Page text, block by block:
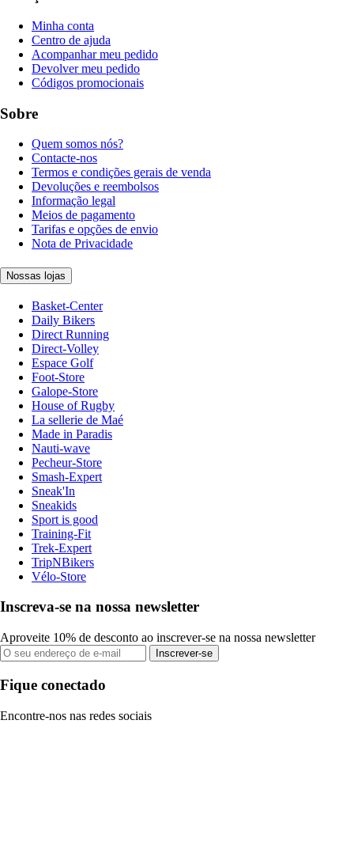
Minha conta
Centro de ajuda
Acompanhar meu pedido
Devolver meu pedido
Códigos promocionais
Sobre
Quem somos nós?
Contacte-nos
Termos e condições gerais de venda
Devoluções e reembolsos
Informação legal
Meios de pagamento
Tarifas e opções de envio
Nota de Privacidade
Nossas lojas
Basket-Center
Daily Bikers
Direct Running
Direct-Volley
Espace Golf
Foot-Store
Galope-Store
House of Rugby
La sellerie de Maé
Made in Paradis
Nauti-wave
Pecheur-Store
Smash-Expert
Sneak'In
Sneakids
Sport is good
Training-Fit
Trek-Expert
TripNBikers
Vélo-Store
Inscreva-se na nossa newsletter
Aproveite 10% de desconto ao inscrever-se na nossa newsletter
Inscrever-se
Fique conectado
Encontre-nos nas redes sociais